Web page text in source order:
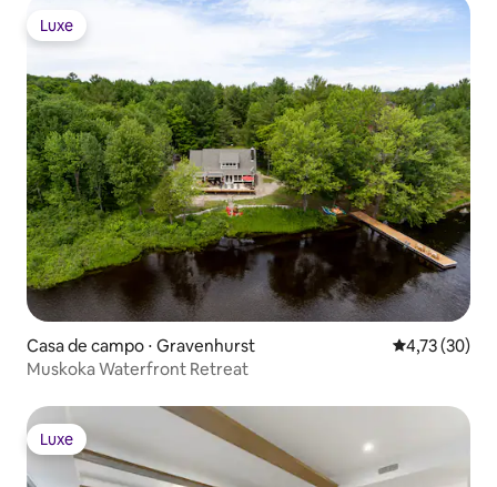
Luxe
Luxe
Casa de campo ⋅ Gravenhurst 4,73 de uma
4,73 (30)
Muskoka Waterfront Retreat
Luxe
Luxe